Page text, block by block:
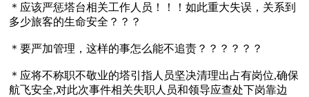
＊应该严惩塔台相关工作人员！！！如此重大失误，关系到
多少旅客的生命安全？？？
＊要严加管理，这样的事怎么能不追责？？？？？？
＊应将不称职不敬业的塔引指人员坚决清理出占有岗位,确保
航飞安全,对此次事件相关失职人员和领导应查处下岗靠边